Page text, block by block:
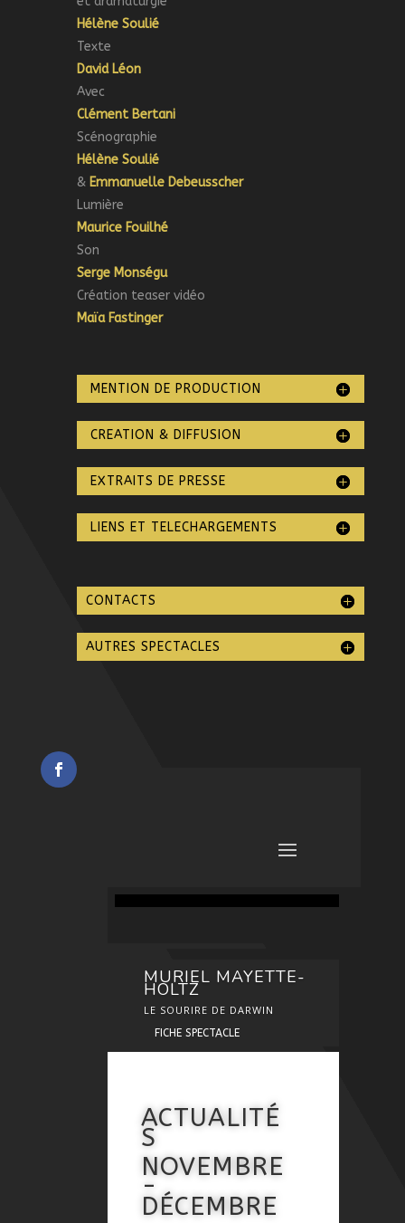
Hélène Soulié
Texte
David Léon
Avec
Clément Bertani
Scénographie
Hélène Soulié
&Emmanuelle Debeusscher
Lumière
Maurice Fouilhé
Son
Serge Monségu
Création teaser vidéo
Maïa Fastinger
MENTION DE PRODUCTION
CREATION & DIFFUSION
EXTRAITS DE PRESSE
LIENS ET TELECHARGEMENTS
CONTACTS
AUTRES SPECTACLES
MURIEL MAYETTE-
HOLTZ
LE SOURIRE DE DARWIN
FICHE SPECTACLE
ACTUALITÉ
S
NOVEMBRE
-
DÉCEMBRE